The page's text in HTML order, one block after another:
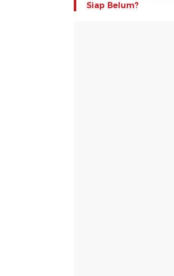
Siap Belum?